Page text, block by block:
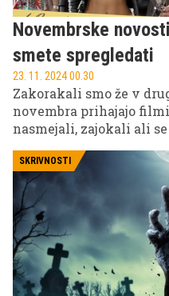
Novembrske
smete spregledati
23. 11. 2024 00.30
Zakorakali smo že v
novembra prihajajo
nasmejali, zajokali ali
trenutno zelo vročo
teden pa lahko
Lare Croft. Razveselili
zgodovinske serije Sisi,
navdušila s prvo
živo v Ljubljani potekal
spektakel Golden
pomerili najboljši
SKRIVNOSTI